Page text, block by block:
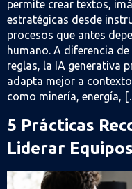
permite crear textos,
estratégicas desde
procesos que antes
humano. A diferencia
reglas, la IA generativa
adapta mejor a
como minería, energía,
5 Prácticas
Liderar